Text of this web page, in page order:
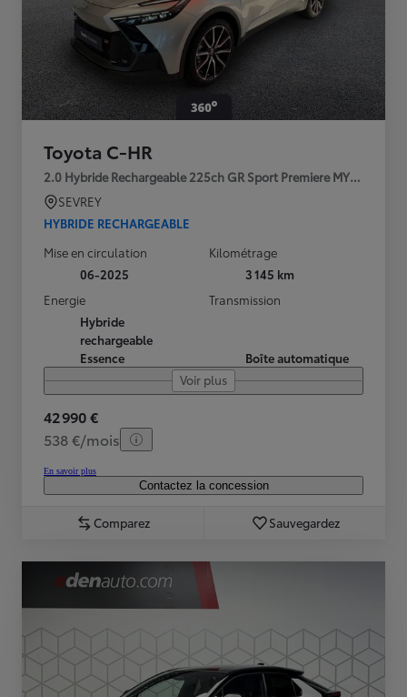
Toyota C-HR
2.0 Hybride Rechargeable 225ch GR Sport Premiere MY25
SEVREY
HYBRIDE RECHARGEABLE
Mise en circulation
06-2025
Kilométrage
3 145 km
Energie
Hybride
rechargeable
Essence
Transmission
Boîte automatique
Voir plus
42 990 €
538 €/mois
En savoir plus
Contactez la concession
Comparez Sauvegardez